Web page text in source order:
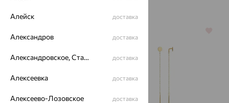
Алейск доставка
Александров доставка
Александровское, Ставропольский край доставка
Алексеевка доставка
Алексеево-Лозовское доставка